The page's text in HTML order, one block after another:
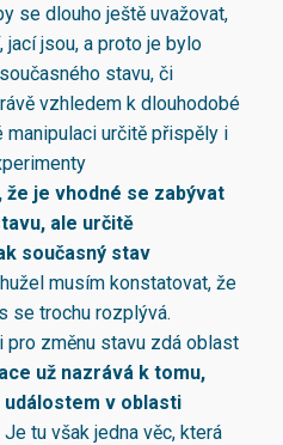
se dlouho ještě uvažovat,
jsou, a proto je bylo
stavu, či
vzhledem k dlouhodobé
manipulaci určitě přispěly i
že je vhodné se zabývat
ale určitě
současný stav
musím konstatovat, že
se trochu rozplývá.
pro změnu stavu zdá oblast
už nazrává k tomu,
událostem v oblasti
Je tu však jedna věc, která